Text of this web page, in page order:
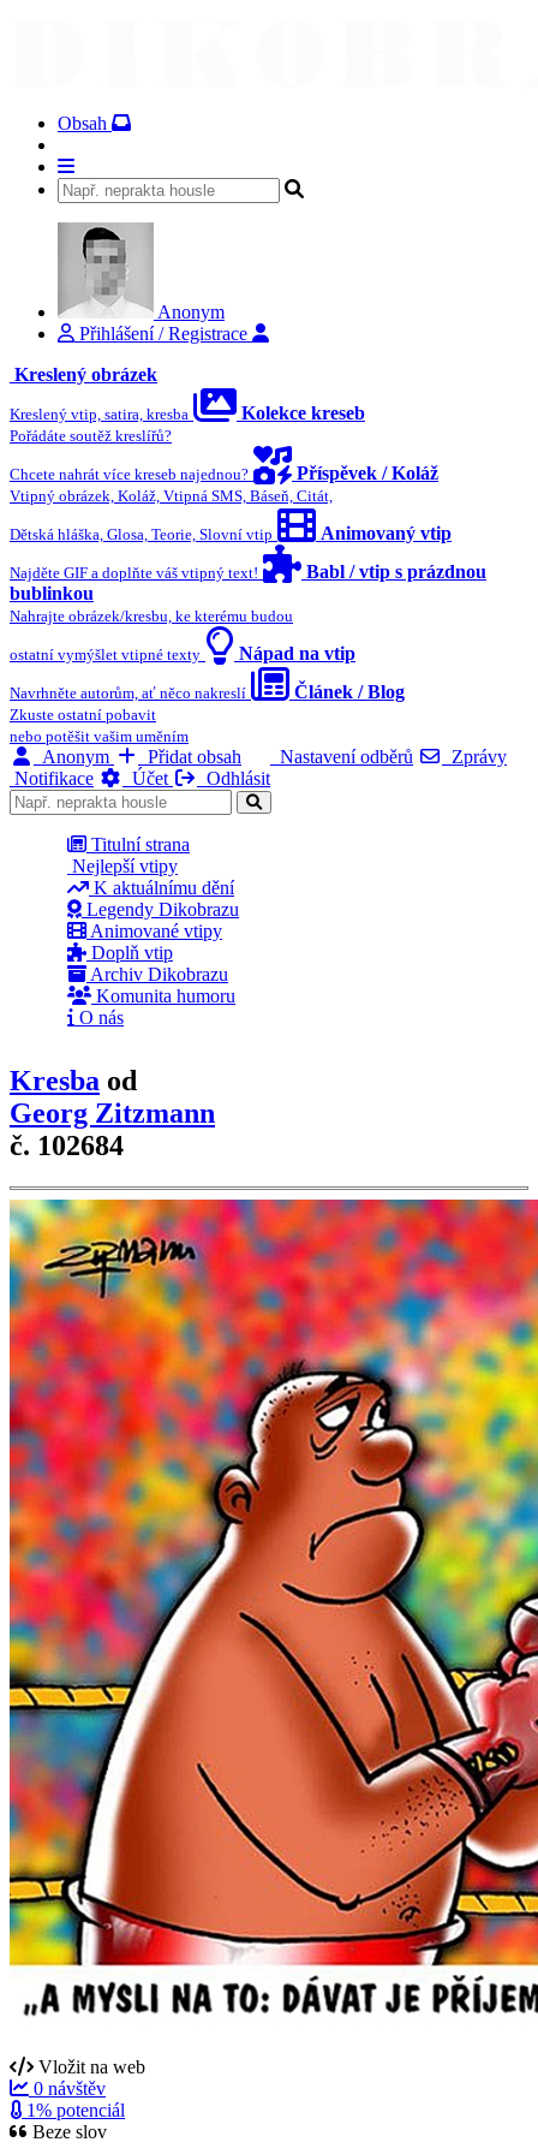
Obsah
Anonym
Přihlášení / Registrace
Kreslený obrázek
Kreslený vtip, satira, kresba Kolekce kreseb
Pořádáte soutěž kreslířů?
Chcete nahrát více kreseb najednou? Příspěvek / Koláž
Vtipný obrázek, Koláž, Vtipná SMS, Báseň, Citát,
Dětská hláška, Glosa, Teorie, Slovní vtip Animovaný vtip
Najděte GIF a doplňte váš vtipný text!
Babl / vtip s prázdnou
bublinkou
Nahrajte obrázek/kresbu, ke kterému budou
ostatní vymýšlet vtipné texty Nápad na vtip
Navrhněte autorům, ať něco nakreslí Článek / Blog
Zkuste ostatní pobavit
nebo potěšit vašim uměním
Anonym Přidat obsah Nastavení odběrů
Zprávy
Notifikace
Účet Odhlásit
Titulní strana
Nejlepší vtipy
K aktuálnímu dění
Legendy Dikobrazu
Animované vtipy
Doplň vtip
Archiv Dikobrazu
Komunita humoru
O nás
Kresba od
Georg Zitzmann
č. 102684
Vložit na web
0 návštěv
1% potenciál
Beze slov